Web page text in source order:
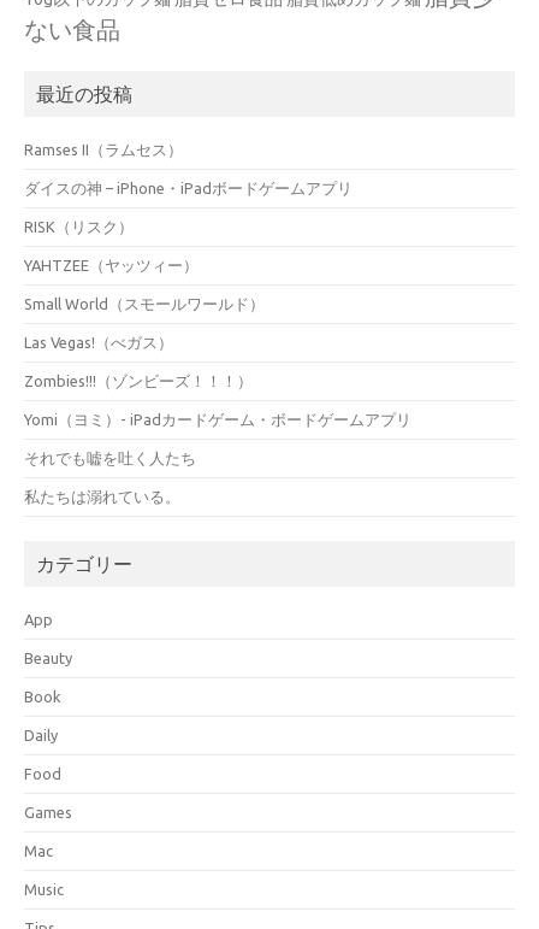
ない食品
最近の投稿
Ramses II（ラムセス）
ダイスの神 – iPhone・iPadボードゲームアプリ
RISK（リスク）
YAHTZEE（ヤッツィー）
Small World（スモールワールド）
Las Vegas!（べガス）
Zombies!!!（ゾンビーズ！！！）
Yomi（ヨミ）- iPadカードゲーム・ボードゲームアプリ
それでも嘘を吐く人たち
私たちは溺れている。
カテゴリー
App
Beauty
Book
Daily
Food
Games
Mac
Music